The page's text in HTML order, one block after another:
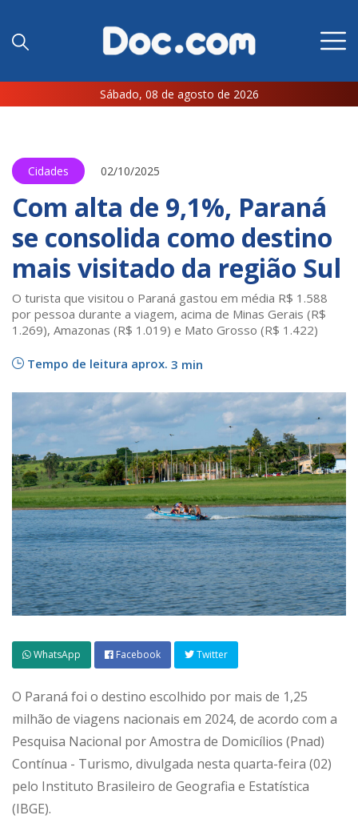
Sábado, 08 de agosto de 2026
Cidades 02/10/2025
Com alta de 9,1%, Paraná
se consolida como destino
mais visitado da região Sul
O turista que visitou o Paraná gastou em média R$ 1.588
por pessoa durante a viagem, acima de Minas Gerais (R$
1.269), Amazonas (R$ 1.019) e Mato Grosso (R$ 1.422)
Tempo de leitura aprox. 3 min
WhatsApp Facebook Twitter
O Paraná foi o destino escolhido por mais de 1,25
milhão de viagens nacionais em 2024, de acordo com a
Pesquisa Nacional por Amostra de Domicílios (Pnad)
Contínua - Turismo, divulgada nesta quarta-feira (02)
pelo Instituto Brasileiro de Geografia e Estatística
(IBGE).